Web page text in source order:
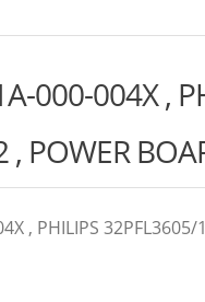
000-004X ,
POWER
, PHILIPS 32PFL3605/